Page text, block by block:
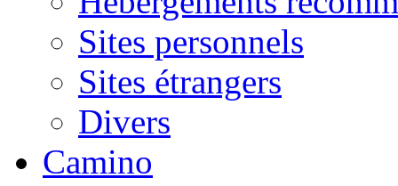
Sites personnels
Sites étrangers
Divers
Camino